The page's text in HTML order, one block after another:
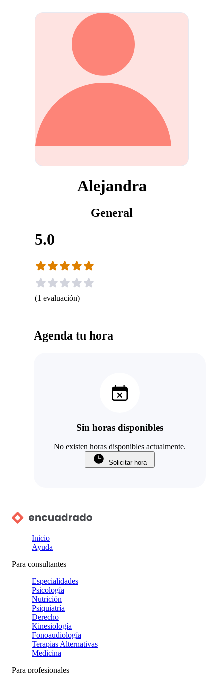
Alejandra
General
5.0
(1 evaluación)
Agenda tu hora
Sin horas disponibles
No existen horas disponibles actualmente.
Solicitar hora
Inicio
Ayuda
Para consultantes
Especialidades
Psicología
Nutrición
Psiquiatría
Derecho
Kinesiología
Fonoaudiología
Terapias Alternativas
Medicina
Para profesionales